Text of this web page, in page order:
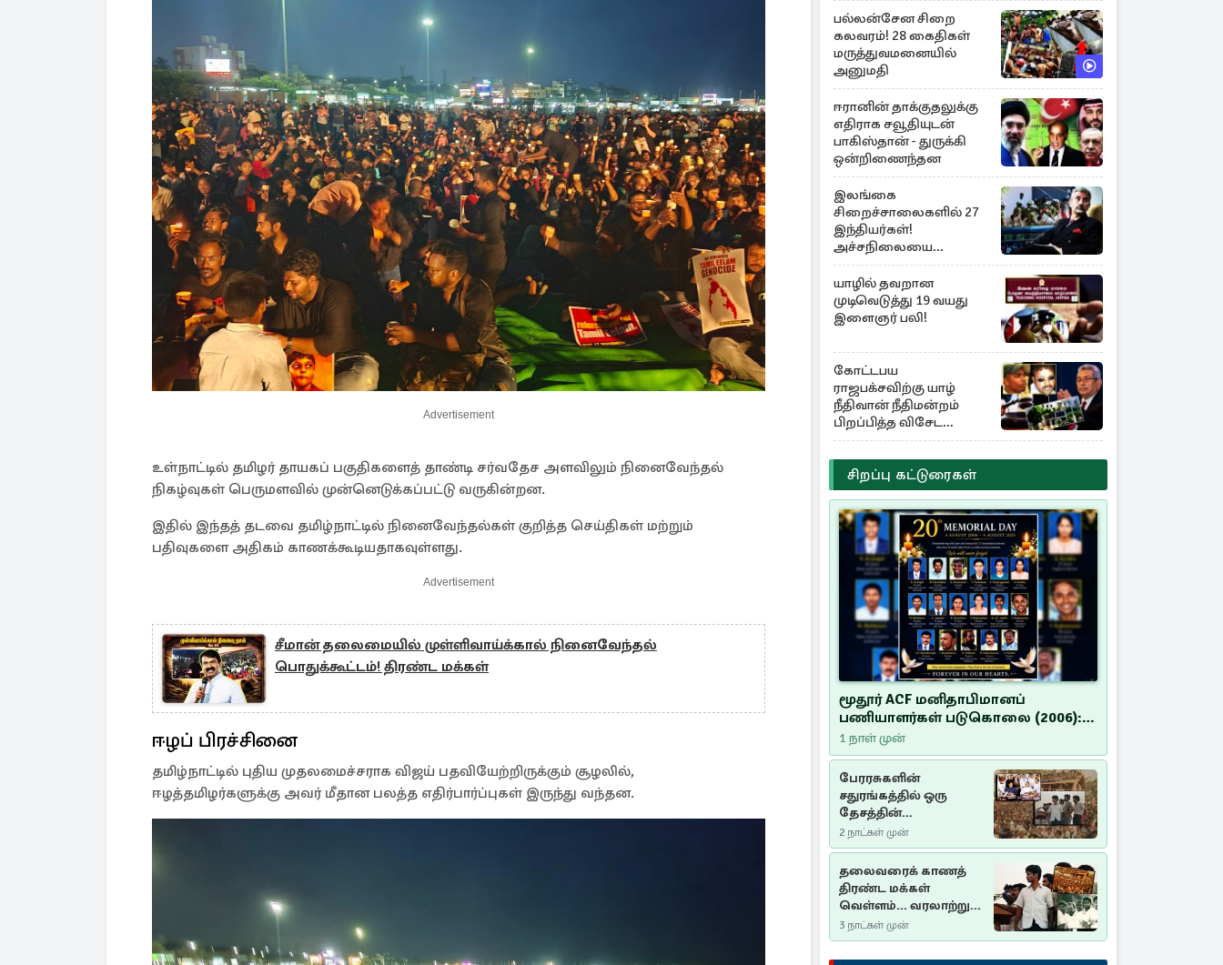
Advertisement
உள்நாட்டில் தமிழர் தாயகப் பகுதிகளைத் தாண்டி சர்வதேச அளவிலும் நினைவேந்தல்
நிகழ்வுகள் பெருமளவில் முன்னெடுக்கப்பட்டு வருகின்றன.
இதில் இந்தத் தடவை தமிழ்நாட்டில் நினைவேந்தல்கள் குறித்த செய்திகள் மற்றும்
பதிவுகளை அதிகம் காணக்கூடியதாகவுள்ளது.
Advertisement
சீமான் தலைமையில் முள்ளிவாய்க்கால் நினைவேந்தல்
பொதுக்கூட்டம்! திரண்ட மக்கள்
ஈழப் பிரச்சினை
தமிழ்நாட்டில் புதிய முதலமைச்சராக விஜய் பதவியேற்றிருக்கும் சூழலில்,
ஈழத்தமிழர்களுக்கு அவர் மீதான பலத்த எதிர்பார்ப்புகள் இருந்து வந்தன.
பல்லன்சேன சிறை
கலவரம்! 28 கைதிகள்
மருத்துவமனையில்
அனுமதி
ஈரானின் தாக்குதலுக்கு
எதிராக சவூதியுடன்
பாகிஸ்தான் - துருக்கி
ஒன்றிணைந்தன
இலங்கை
சிறைச்சாலைகளில் 27
இந்தியர்கள்!
அச்சநிலையை
மையப்படுத்தி
ஜெயசங்கர் அறிக்கை
யாழில் தவறான
முடிவெடுத்து 19 வயது
இளைஞர் பலி!
கோட்டபய
ராஜபக்சவிற்கு யாழ்
நீதிவான் நீதிமன்றம்
பிறப்பித்த விசேட
உத்தரவு!
சிறப்பு கட்டுரைகள்
மூதூர் ACF மனிதாபிமானப்
பணியாளர்கள் படுகொலை (2006):
20 ஆண்டுகளாகியும் நீதி
மறுக்கப்பட்ட மனிதாபிமானப்
பேரவலம்
1 நாள் முன்
பேரரசுகளின்
சதுரங்கத்தில் ஒரு
தேசத்தின்
தீர்க்கதரிசனம் :
சுதுமலை பிரகடனம்
ஒரு வரலாற்றுப் பாடம்
2 நாட்கள் முன்
தலைவரைக் காணத்
திரண்ட மக்கள்
வெள்ளம்... வரலாற்றுச்
சிறப்புமிக்க சுதுமலைப்
பிரகடனம்…
3 நாட்கள் முன்